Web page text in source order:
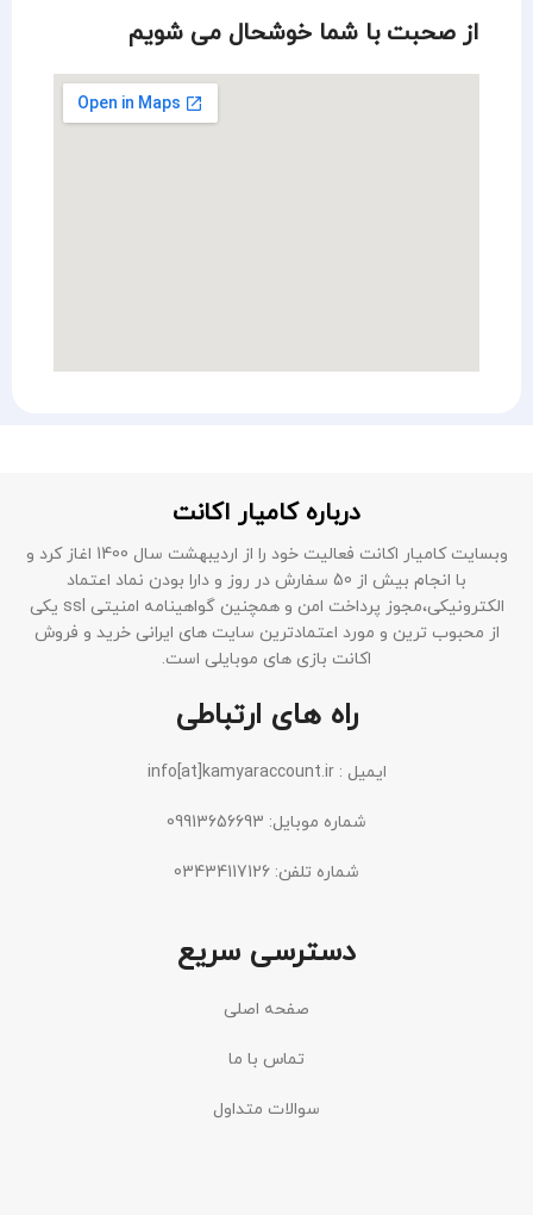
از صحبت با شما خوشحال می شویم
درباره کامیار اکانت
وبسایت کامیار اکانت فعالیت خود را از اردیبهشت سال 1400 اغاز کرد و
با انجام بیش از 50 سفارش در روز و دارا بودن نماد اعتماد
الکترونیکی،مجوز پرداخت امن و همچنین گواهینامه امنیتی ssl یکی
از محبوب ترین و مورد اعتمادترین سایت های ایرانی خرید و فروش
اکانت بازی های موبایلی است.
راه های ارتباطی
ایمیل : info[at]kamyaraccount.ir
شماره موبایل: 09913656693
شماره تلفن: 03434117126
دسترسی سریع
صفحه اصلی
تماس با ما
سوالات متداول